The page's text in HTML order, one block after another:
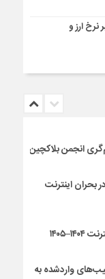
نرخ ارز و
انجمن بلاکچین
بحران اینترنت
واردشده به